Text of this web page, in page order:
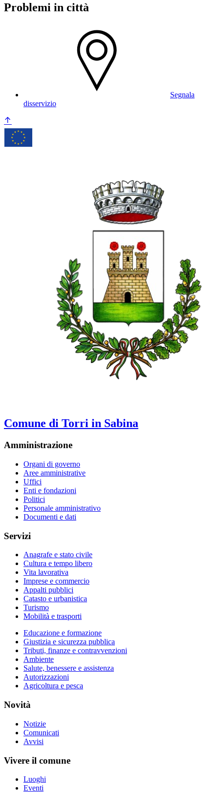
Problemi in città
Segnala
disservizio
Comune di Torri in Sabina
Amministrazione
Organi di governo
Aree amministrative
Uffici
Enti e fondazioni
Politici
Personale amministrativo
Documenti e dati
Servizi
Anagrafe e stato civile
Cultura e tempo libero
Vita lavorativa
Imprese e commercio
Appalti pubblici
Catasto e urbanistica
Turismo
Mobilità e trasporti
Educazione e formazione
Giustizia e sicurezza pubblica
Tributi, finanze e contravvenzioni
Ambiente
Salute, benessere e assistenza
Autorizzazioni
Agricoltura e pesca
Novità
Notizie
Comunicati
Avvisi
Vivere il comune
Luoghi
Eventi